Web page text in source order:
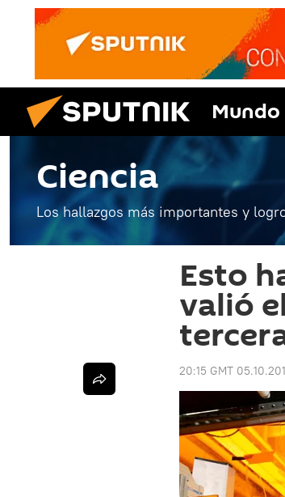
Mundo
Ciencia
Los hallazgos más importantes y
Esto
valió
20:15 GMT